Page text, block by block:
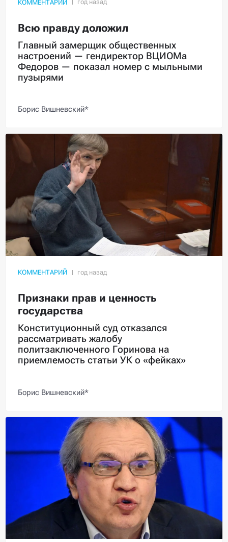
КОММЕНТАРИЙ
Всю правду доложил
Главный замерщик общественных
настроений — гендиректор ВЦИОМа
Федоров — показал номер с мыльными
пузырями
Борис Вишневский*
КОММЕНТАРИЙ
Признаки прав и ценность
государства
Конституционный суд отказался
рассматривать жалобу
политзаключенного Горинова на
приемлемость статьи УК о «фейках»
Борис Вишневский*